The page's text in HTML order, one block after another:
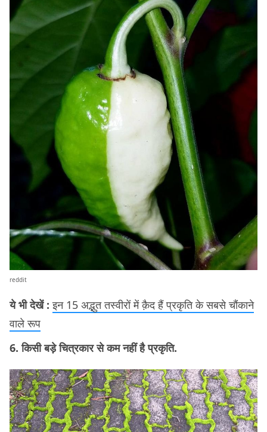
reddit
ये भी देखें : इन 15 अद्भुत तस्वीरों में क़ैद हैं प्रकृति के सबसे चौंकाने
वाले रूप
6. किसी बड़े चित्रकार से कम नहीं है प्रकृति.